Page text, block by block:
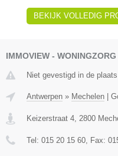
BEKIJK VOLLEDIG
IMMOVIEW - WONINGZORG
Niet gevestigd in de
Antwerpen » Mechelen |
Keizerstraat 4 2800
Tel: 015 20 15 60 , Fax: